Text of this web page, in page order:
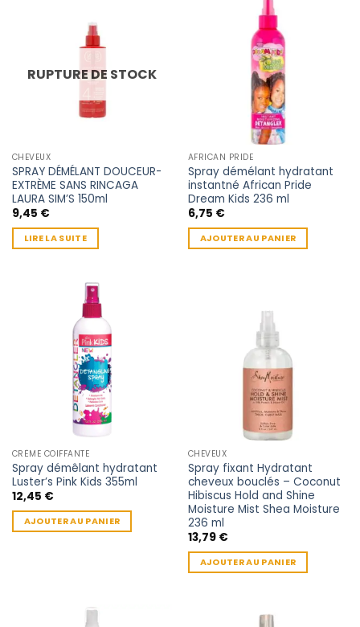
RUPTURE DE STOCK
CHEVEUX
SPRAY DÉMÉLANT DOUCEUR-
EXTRÈME SANS RINCAGA
LAURA SIM’S 150ml
9,45 €
LIRE LA SUITE
AFRICAN PRIDE
Spray démélant hydratant
instantné African Pride
Dream Kids 236 ml
6,75 €
AJOUTER AU PANIER
CRÈME COIFFANTE
Spray démêlant hydratant
Luster’s Pink Kids 355ml
12,45 €
AJOUTER AU PANIER
CHEVEUX
Spray fixant Hydratant
cheveux bouclés – Coconut
Hibiscus Hold and Shine
Moisture Mist Shea Moisture
236 ml
13,79 €
AJOUTER AU PANIER